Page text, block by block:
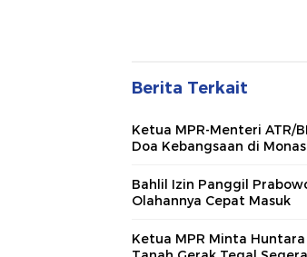
Berita Terkait
Ketua MPR-Menteri ATR/
Doa Kebangsaan di
Bahlil Izin Panggil
Olahannya Cepat Masuk
Ketua MPR Minta